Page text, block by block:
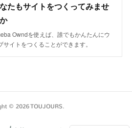
たもサイトをつくってみませ
Owndを使えば、誰でもかんたんにウ
サイトをつくることができます。
© 2026TOUJOURS.